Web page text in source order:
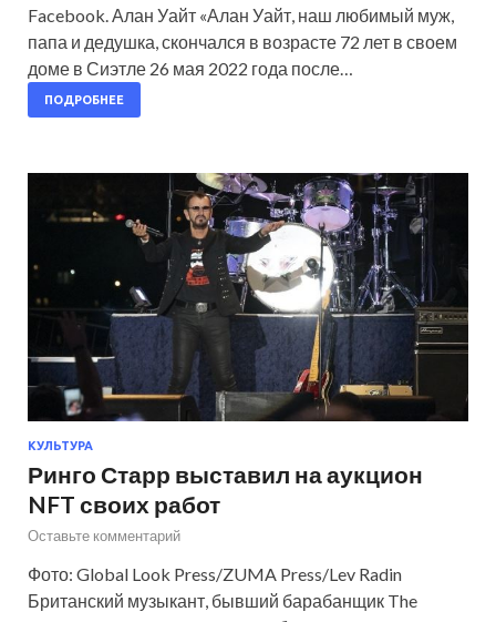
Facebook. Алан Уайт «Алан Уайт, наш любимый муж,
папа и дедушка, скончался в возрасте 72 лет в своем
доме в Сиэтле 26 мая 2022 года после…
ПОДРОБНЕЕ
КУЛЬТУРА
Ринго Старр выставил на аукцион
NFT своих работ
Оставьте комментарий
Фото: Global Look Press/ZUMA Press/Lev Radin
Британский музыкант, бывший барабанщик The